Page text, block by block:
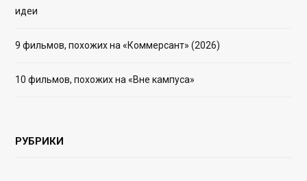
идеи
9 фильмов, похожих на «Коммерсант» (2026)
10 фильмов, похожих на «Вне кампуса»
РУБРИКИ